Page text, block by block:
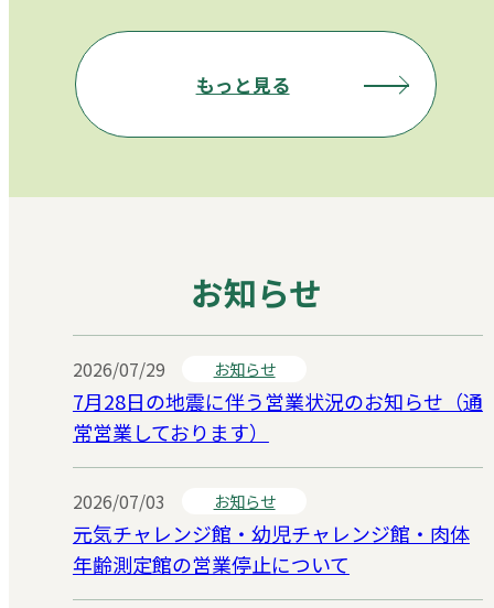
もっと見る
お知らせ
2026/07/29 お知らせ
7月28日の地震に伴う営業状況のお知らせ（通
常営業しております）
2026/07/03 お知らせ
元気チャレンジ館・幼児チャレンジ館・肉体
年齢測定館の営業停止について